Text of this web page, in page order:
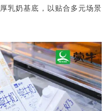
乳奶基底，以贴合多元场景